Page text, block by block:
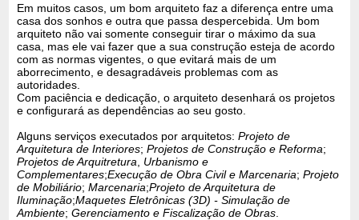
Em muitos casos, um bom arquiteto faz a diferença entre uma
casa dos sonhos e outra que passa despercebida. Um bom
arquiteto não vai somente conseguir tirar o máximo da sua
casa, mas ele vai fazer que a sua construção esteja de acordo
com as normas vigentes, o que evitará mais de um
aborrecimento, e desagradáveis problemas com as
autoridades.
Com paciência e dedicação, o arquiteto desenhará os projetos
e configurará as dependências ao seu gosto.
Alguns serviços executados por arquitetos:Projeto de
Arquitetura de Interiores;Projetos de Construção e Reforma;
Projetos de Arquitretura
Urbanismo e
Complementares;Execução de Obra Civil e Marcenaria;Projeto
de Mobiliário;Marcenaria;Projeto de Arquitetura de
Iluminação;Maquetes Eletrônicas (3D) - Simulação de
Ambiente;Gerenciamento e Fiscalização de Obras